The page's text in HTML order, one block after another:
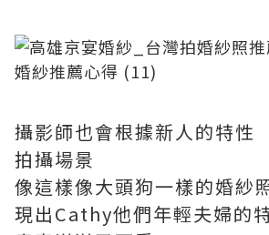
攝影師也會根據新人的特
拍攝場景
像這樣像大頭狗一樣的婚
現出Cathy他們年輕夫婦的